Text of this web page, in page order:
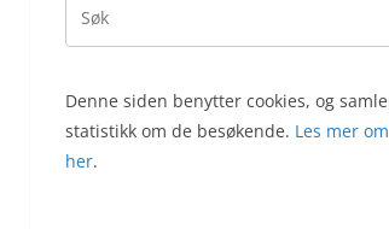
Denne siden benytter cookies, og
statistikk om de besøkende. Les mer
her.